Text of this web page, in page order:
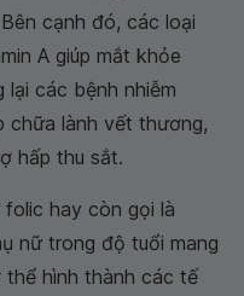
cạnh đó, các loại
A giúp mắt khỏe
các bệnh nhiễm
chữa lành vết thương,
hấp thu sắt.
folic hay còn gọi là
nữ trong độ tuổi mang
thể hình thành các tế